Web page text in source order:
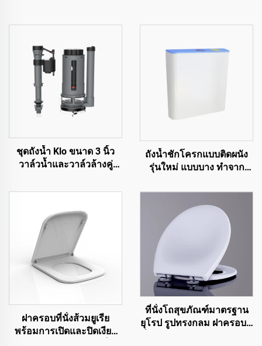
ชุดถังน้ำ Klo ขนาด 3 นิ้ว
วาล์วน้ำและวาล์วล้างคู่
ด้วยราคาคุณภาพสูงแต่
ถังน้ำชักโครกแบบติดผนัง
รุ่นใหม่ แบบบาง ทำจาก
ฝาครอบที่นั่งส้วมยูเรีย
พร้อมการเปิดและปิดเงียบ
ที่นั่งโถสุขภัณฑ์มาตรฐาน
ยุโรป รูปทรงกลม ฝาครอบที่